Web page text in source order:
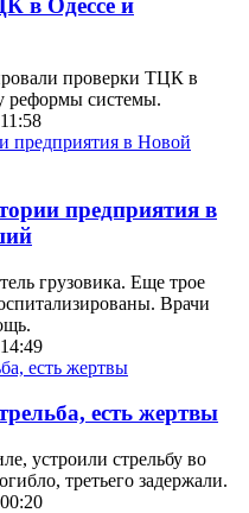
в Одессе и
проверки ТЦК в
реформы системы.
предприятия в
грузовика. Еще трое
Врачи
есть жертвы
устроили стрельбу во
третьего задержали.